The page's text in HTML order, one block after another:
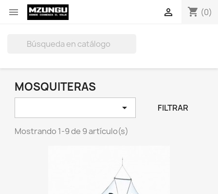
 shopping_cart (0)

MOSQUITERAS
 FILTRAR
Mostrando 1-9 de 9 artículo(s)